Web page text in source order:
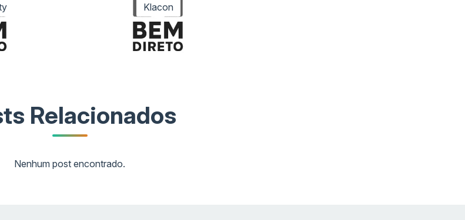
Klacon
Relacionados
Nenhum post encontrado.